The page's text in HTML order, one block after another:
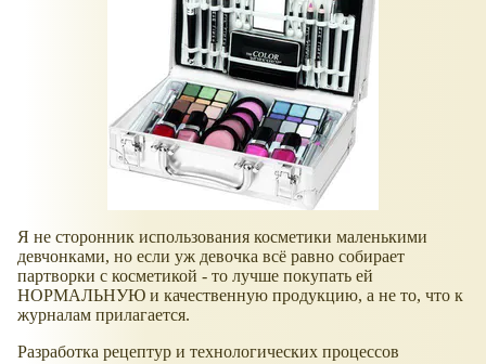
Я не сторонник использования косметики маленькими
девчонками, но если уж девочка всё равно собирает
партворки с косметикой - то лучше покупать ей
НОРМАЛЬНУЮ и качественную продукцию, а не то, что к
журналам прилагается.
Разработка рецептур и технологических процессов